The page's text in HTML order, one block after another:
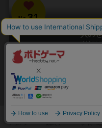
No.31
人の
Hitono
3～5人
責任をなすりつけろ！
「お前がやったんだろ！！」